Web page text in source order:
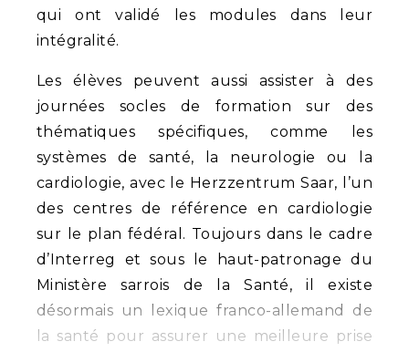
qui ont validé les modules dans leur
intégralité.
Les élèves peuvent aussi assister à des
journées socles de formation sur des
thématiques spécifiques, comme les
systèmes de santé, la neurologie ou la
cardiologie, avec le Herzzentrum Saar, l’un
des centres de référence en cardiologie
sur le plan fédéral. Toujours dans le cadre
d’Interreg et sous le haut-patronage du
Ministère sarrois de la Santé, il existe
désormais un lexique franco-allemand de
la santé pour assurer une meilleure prise